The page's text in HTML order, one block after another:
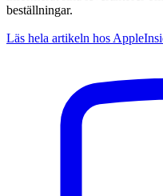
beställningar.
Läs hela artikeln hos